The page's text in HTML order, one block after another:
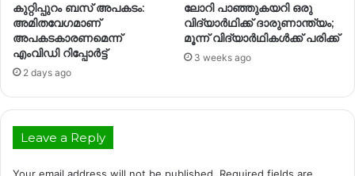
കുറ്റിപ്പുറം ബസ് അപകടം:
അമിതവേഗമാണ്
അപകടകാരണമെന്ന്
എംവിഡി റിപ്പോർട്ട്
2 days ago
ലോറി പാഞ്ഞുകയറി ഒരു
വിദ്യാര്‍ഥിക്ക് ദാരുണാന്ത്യം;
മൂന്ന് വിദ്യാര്‍ഥികള്‍ക്ക് പരിക്ക്
3 weeks ago
Leave a Reply